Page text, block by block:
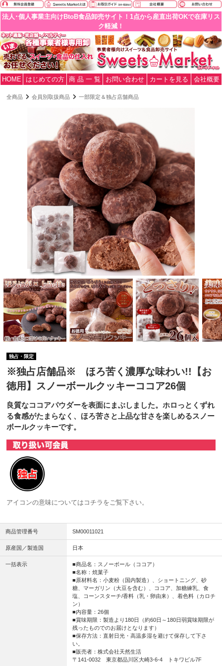
法人･個人事業主向けBtoB食品卸売サイト！1点から産直出荷OKで在庫リス
ク軽減！
HOME はじめての方 商 品 一 覧 お問い合わせ カートを見る 会社概要
全商品 会員別取扱商品 一部限定＆独占店舗商品
独占・限定
※独占店舗品※ ほろ苦く濃厚な味わい!!【お
徳用】スノーボールクッキーココア26個
良質なココアパウダーを表面にまぶしました。ホロっとくずれ
る食感がたまらなく、ほろ苦さと上品な甘さを楽しめるスノー
ボールクッキーです。
アイコンの意味については コチラ をご覧下さい。
商品管理番号 SM00011021
原産国／製造国 日本
一括表示
■商品名：スノーボール（ココア）
■名称：焼菓子
■原材料名：小麦粉（国内製造）、ショートニング、砂
糖、マーガリン（大豆を含む）、ココア、加糖練乳、食
塩、コーンスターチ/香料（乳・卵由来）、着色料（カロチ
ン）
■内容量：26個
■賞味期限：製造より180日（約60日～180日弱賞味期限が
残ったものでのお届けとなります）
■保存方法：直射日光・高温多湿を避けて保存して下さ
い。
■販売者：株式会社天然生活
〒141-0032 東京都品川区大崎3-6-4 トキワビル7F